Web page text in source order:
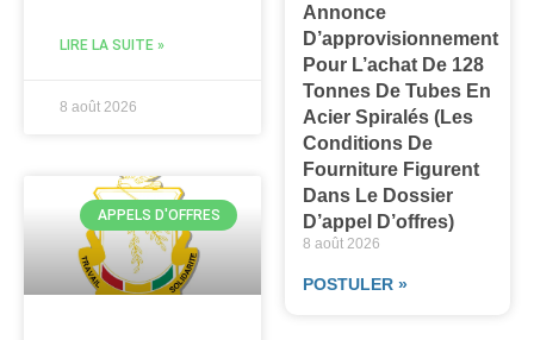
LIRE LA SUITE »
8 août 2026
APPELS D'OFFRES
Annonce
D’approvisionnement
Pour L’achat De 128
Tonnes De Tubes En
Acier Spiralés (les
Conditions De
Fourniture Figurent
Dans Le Dossier
D’appel D’offres)
8 août 2026
POSTULER »